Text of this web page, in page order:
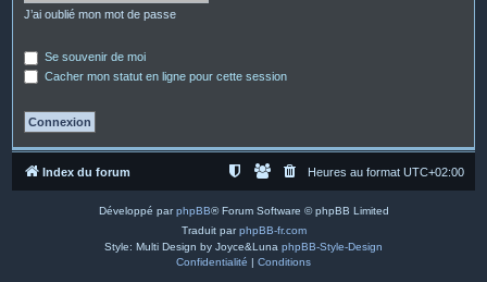
J’ai oublié mon mot de passe
Se souvenir de moi
Cacher mon statut en ligne pour cette session
Index du forum Heures au format UTC+02:00
Développé parphpBB® Forum Software © phpBB Limited
Traduit parphpBB-fr.com
Style: Multi Design by Joyce&Luna phpBB-Style-Design
Confidentialité | Conditions